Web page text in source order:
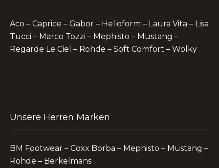
Aco – Caprice – Gabor – Helioform – Laura Vita – Lisa
Tucci – Marco Tozzi – Mephisto – Mustang –
Regarde Le Ciel – Rohde – Soft Comfort – Wolky
Unsere Herren Marken
BM Footwear – Coxx Borba – Mephisto – Mustang –
Rohde – Berkelmans